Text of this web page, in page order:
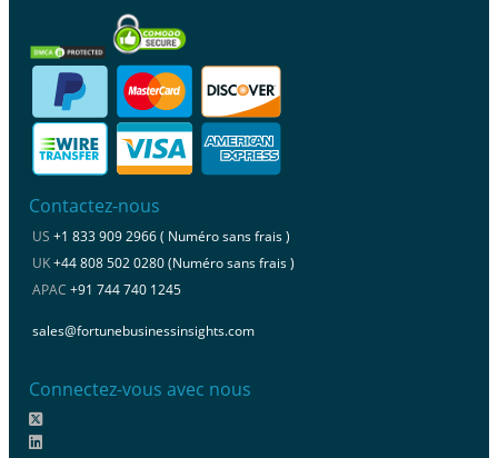
Contactez-nous
US +1 833 909 2966 ( Numéro sans frais )
UK+44 808 502 0280 (Numéro sans frais )
APAC +91 744 740 1245
sales@fortunebusinessinsights.com
Connectez-vous avec nous